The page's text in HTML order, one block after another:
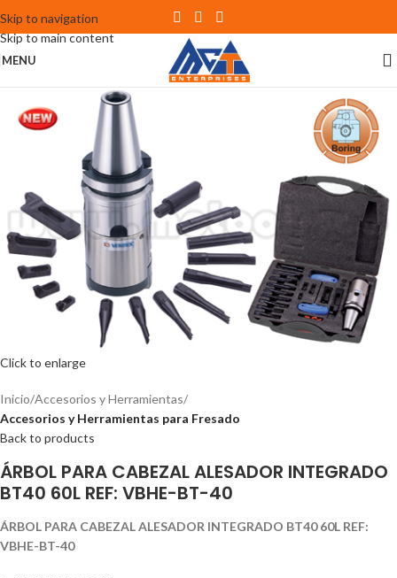
Skip to navigation
Skip to main content
MENU
Click to enlarge
Inicio Accesorios y Herramientas
Accesorios y Herramientas para Fresado
Back to products
ÁRBOL PARA CABEZAL ALESADOR INTEGRADO
BT40 60L REF: VBHE-BT-40
ÁRBOL PARA CABEZAL ALESADOR INTEGRADO BT40 60L REF:
VBHE-BT-40